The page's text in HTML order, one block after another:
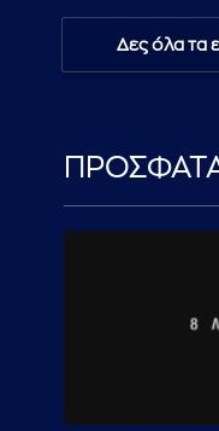
Δες όλα τα